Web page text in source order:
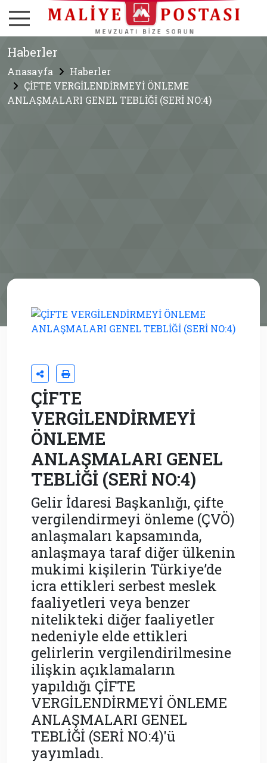
Haberler
Anasayfa
Haberler
ÇİFTE VERGİLENDİRMEYİ ÖNLEME
ANLAŞMALARI GENEL TEBLİĞİ (SERİ NO:4)
ÇİFTE
VERGİLENDİRMEYİ
ÖNLEME
ANLAŞMALARI GENEL
TEBLİĞİ (SERİ NO:4)
Gelir İdaresi Başkanlığı, çifte
vergilendirmeyi önleme (ÇVÖ)
anlaşmaları kapsamında,
anlaşmaya taraf diğer ülkenin
mukimi kişilerin Türkiye’de
icra ettikleri serbest meslek
faaliyetleri veya benzer
nitelikteki diğer faaliyetler
nedeniyle elde ettikleri
gelirlerin vergilendirilmesine
ilişkin açıklamaların
yapıldığı ÇİFTE
VERGİLENDİRMEYİ ÖNLEME
ANLAŞMALARI GENEL
TEBLİĞİ (SERİ NO:4)'ü
yayımladı.